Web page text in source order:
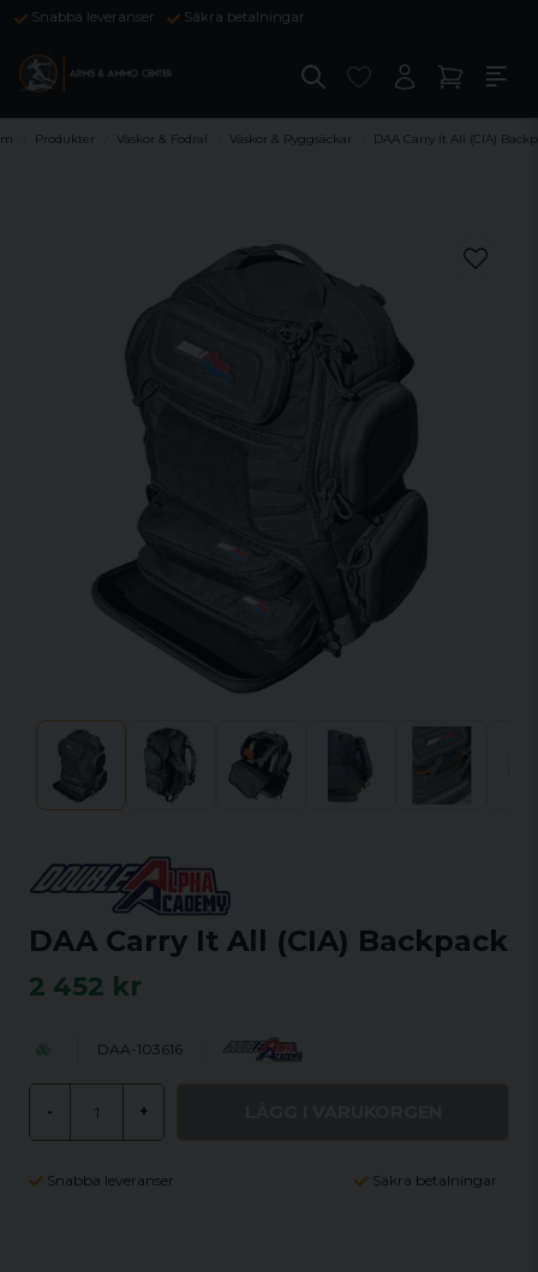
Snabba leveranser Säkra betalningar
Produkter Väskor & Fodral Väskor & Ryggsäckar DAA Carry It All (CIA)
DAA Carry It All (CIA) Backpack
2 452 kr
DAA-103616
- +
Snabba leveranser Säkra betalningar